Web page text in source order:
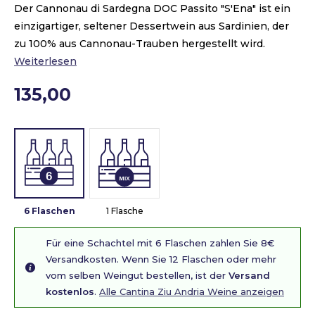
Der Cannonau di Sardegna DOC Passito "S'Ena" ist ein
einzigartiger, seltener Dessertwein aus Sardinien, der
zu 100% aus Cannonau-Trauben hergestellt wird.
Weiterlesen
135,00
6 Flaschen 1 Flasche
Für eine Schachtel mit 6 Flaschen zahlen Sie 8€
Versandkosten. Wenn Sie 12 Flaschen oder mehr
vom selben Weingut bestellen, ist der Versand
kostenlos. Alle Cantina Ziu Andria Weine anzeigen